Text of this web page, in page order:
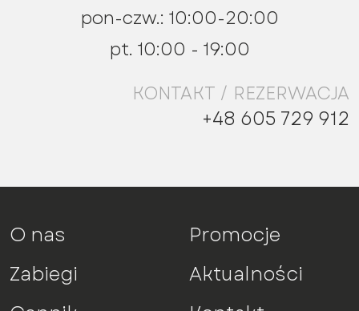
pon-czw.: 10:00-20:00
pt. 10:00 - 19:00
KONTAKT / REZERWACJA
+48 605 729 912
O nas
Zabiegi
Promocje
Aktualności